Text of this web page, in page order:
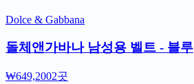
Dolce & Gabbana
돌체앤가바나 남성용 벨트 - 블루
₩649,2002곳